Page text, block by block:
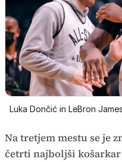
Luka Dončić in LeBron James
Na tretjem mestu se je
četrti najboljši